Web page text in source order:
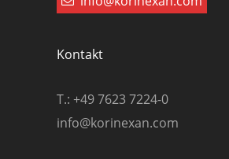
Kontakt
T.: +49 7623 7224-0
info@korinexan.com